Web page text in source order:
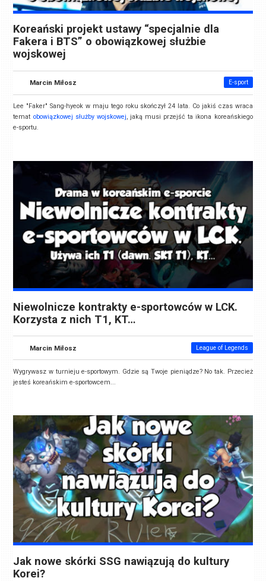
Koreański projekt ustawy “specjalnie dla
Fakera i BTS” o obowiązkowej służbie
wojskowej
Marcin Miłosz E-sport
Lee "Faker" Sang-hyeok w maju tego roku skończył 24 lata. Co jakiś czas wraca
temat obowiązkowej służby wojskowej, jaką musi przejść ta ikona koreańskiego
e-sportu.
Niewolnicze kontrakty e-sportowców w LCK.
Korzysta z nich T1, KT…
Marcin Miłosz League of Legends
Wygrywasz w turnieju e-sportowym. Gdzie są Twoje pieniądze? No tak. Przecież
jesteś koreańskim e-sportowcem...
Jak nowe skórki SSG nawiązują do kultury
Korei?